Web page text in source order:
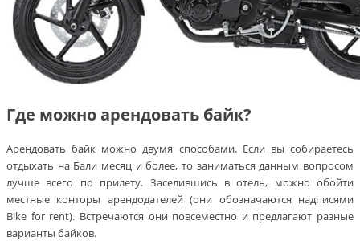
Где можно арендовать байк?
Арендовать байк можно двумя способами. Если вы собираетесь
отдыхать на Бали месяц и более, то заниматься данным вопросом
лучше всего по прилету. Заселившись в отель, можно обойти
местные конторы арендодателей (они обозначаются надписями
Bike for rent). Встречаются они повсеместно и предлагают разные
варианты байков.